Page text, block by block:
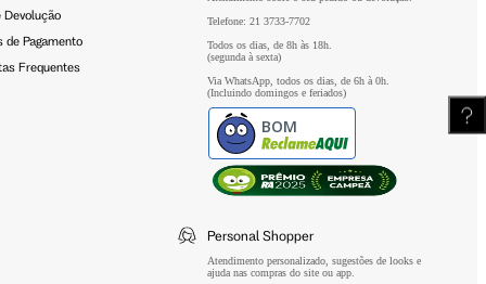
Meus Pedidos
Wishlist
Devolução
de Pagamento
Frequentes
Telefone: 21 3733-7702
Todos os dias, de 8h às 18h.
(segunda à sexta)
Via WhatsApp, todos os dias, de 6h à 0h.
(Incluindo domingos e feriados)
BOM
Personal Shopper
Atendimento personalizado, sugestões de looks e
ajuda nas compras do site ou app.